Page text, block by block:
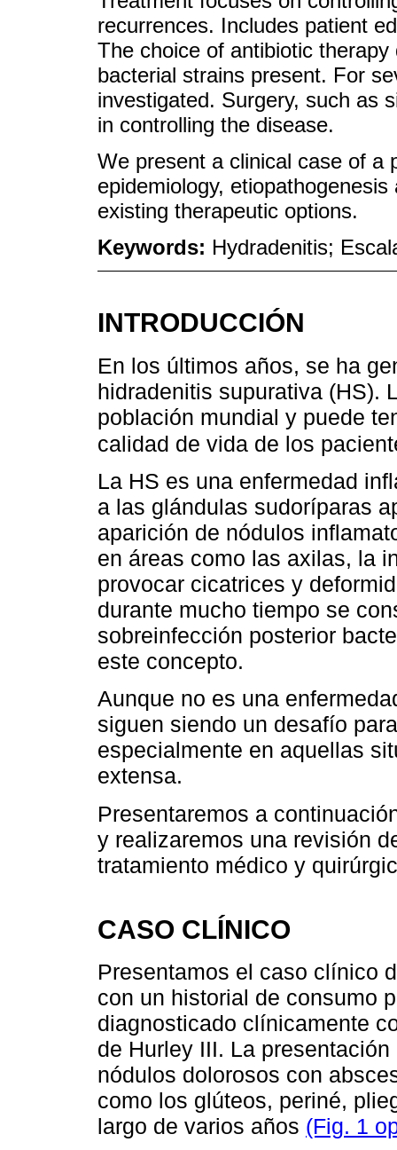
recurrences. Includes patient
The choice of antibiotic
bacterial strains present. For
investigated. Surgery, such as
in controlling the disease.
We present a clinical case of a
epidemiology,
existing therapeutic options.
Keywords: Hydradenitis;
INTRODUCCIÓN
En los últimos años, se ha
hidradenitis supurativa (HS).
población mundial y puede
calidad de vida de los
La HS es una enfermedad
a las glándulas sudoríparas
aparición de nódulos
en áreas como las axilas, la
provocar cicatrices y
durante mucho tiempo se
sobreinfección posterior
este concepto.
Aunque no es una
siguen siendo un desafío
especialmente en aquellas
extensa.
Presentaremos a
y realizaremos una revisión
tratamiento médico y
CASO CLÍNICO
Presentamos el caso clínico
con un historial de consumo
diagnosticado clínicamente
de Hurley III. La
nódulos dolorosos con
como los glúteos, periné,
largo de varios años (Fig. 1